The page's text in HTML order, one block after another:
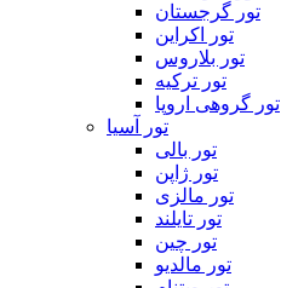
تور گرجستان
تور اکراین
تور بلاروس
تور ترکیه
تور گروهی اروپا
تور آسیا
تور بالی
تور ژاپن
تور مالزی
تور تایلند
تور چین
تور مالدیو